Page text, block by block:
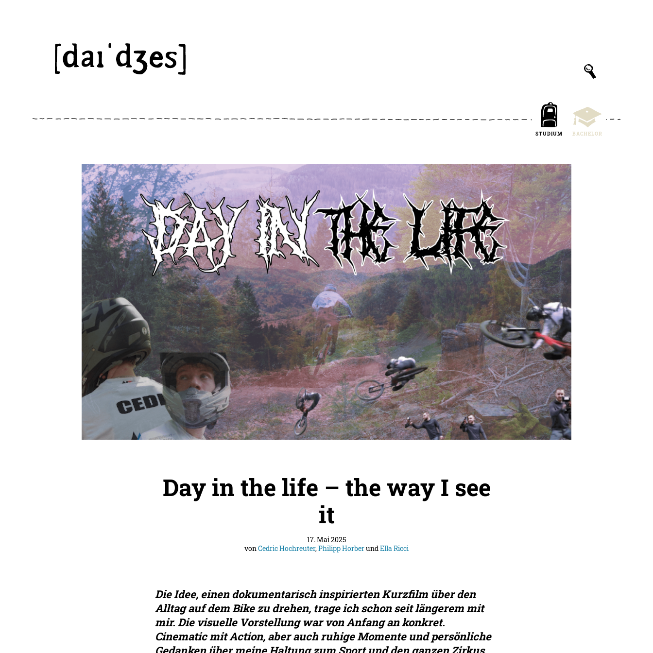
STUDIUM BACHELOR
Day in the life – the way I see
it
17. Mai 2025
vonCedric Hochreuter,Philipp HorberundElla Ricci
Die Idee, einen dokumentarisch inspirierten Kurzfilm über den
Alltag auf dem Bike zu drehen, trage ich schon seit längerem mit
mir. Die visuelle Vorstellung war von Anfang an konkret.
Cinematic mit Action, aber auch ruhige Momente und persönliche